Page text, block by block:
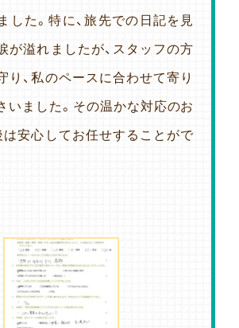
した。特に、旅先での日記を見
が溢れましたが、スタッフの方
り、私のペースに合わせて寄り
いました。その温かな対応のお
は安心してお任せすることがで